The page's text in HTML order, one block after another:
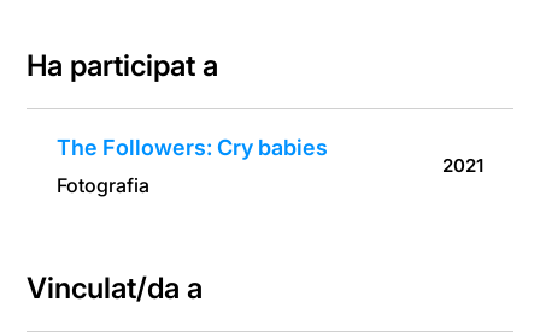
Ha participat a
The Followers: Cry babies
Fotografia
2021
Vinculat/da a